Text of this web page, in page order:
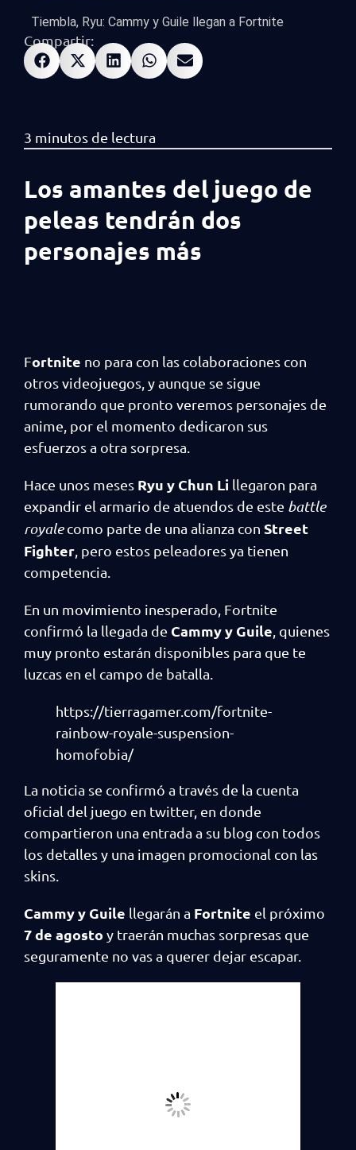
Tiembla, Ryu: Cammy y Guile llegan a Fortnite
Compartir:
Los amantes del juego de
peleas tendrán dos
personajes más
Fortnite no para con las colaboraciones con
otros videojuegos, y aunque se sigue
rumorando que pronto veremos personajes de
anime, por el momento dedicaron sus
esfuerzos a otra sorpresa.
Hace unos meses Ryu y Chun Li llegaron para
expandir el armario de atuendos de este battle
royalecomo parte de una alianza con Street
Fighter , pero estos peleadores ya tienen
competencia.
En un movimiento inesperado, Fortnite
confirmó la llegada de Cammy y Guile , quienes
muy pronto estarán disponibles para que te
luzcas en el campo de batalla.
https://tierragamer.com/fortnite-
rainbow-royale-suspension-
homofobia/
La noticia se confirmó a través de la cuenta
oficial del juego en twitter, en donde
compartieron una entrada a su blog con todos
los detalles y una imagen promocional con las
skins.
Cammy y Guile llegarán a Fortnite el próximo
7 de agosto y traerán muchas sorpresas que
seguramente no vas a querer dejar escapar.